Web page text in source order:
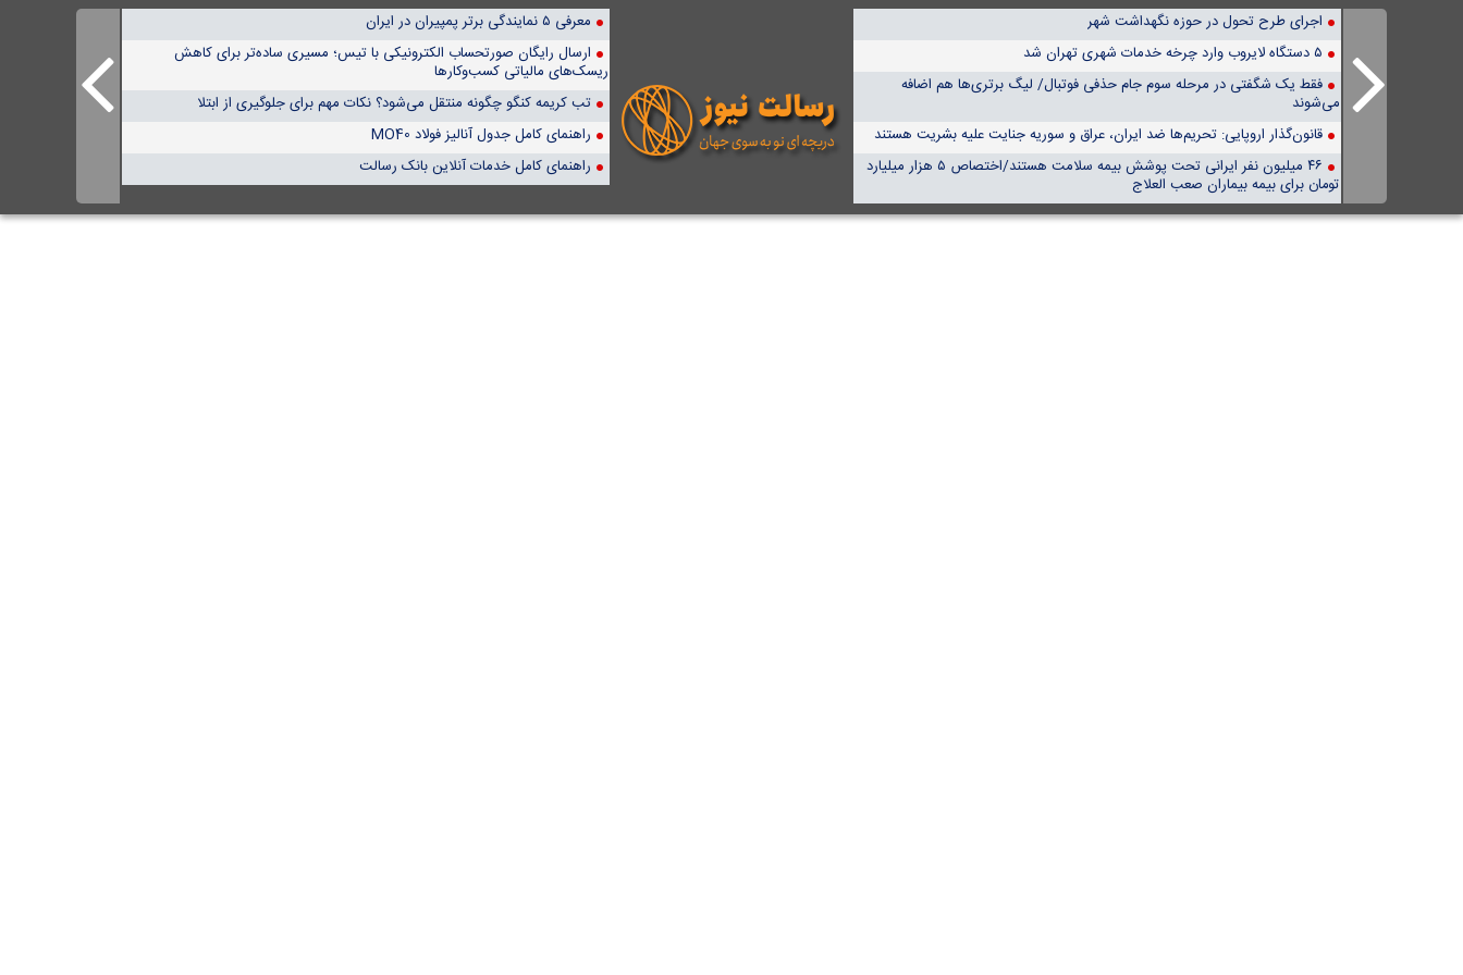
اجرای طرح تحول در حوزه نگهداشت شهر
۵ دستگاه لایروب وارد چرخه خدمات شهری تهران شد
فقط یک شگفتی در مرحله سوم جام حذفی فوتبال/ لیگ برتری‌ها هم اضافه
می‌شوند
قانون‌گذار اروپایی: تحریم‌ها ضد ایران، عراق و سوریه جنایت علیه بشریت هستند
۴۶ میلیون نفر ایرانی تحت پوشش بیمه سلامت هستند/اختصاص ۵ هزار میلیارد
تومان برای بیمه بیماران صعب العلاج
معرفی ۵ نمایندگی برتر پمپیران در ایران
ارسال رایگان صورتحساب الکترونیکی با تیس؛ مسیری ساده‌تر برای کاهش
ریسک‌های مالیاتی کسب‌وکارها
تب کریمه کنگو چگونه منتقل می‌شود؟ نکات مهم برای جلوگیری از ابتلا
راهنمای کامل جدول آنالیز فولاد MO40
راهنمای کامل خدمات آنلاین بانک رسالت